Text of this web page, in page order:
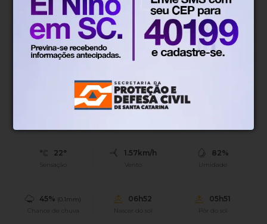
em São Paulo
Sindicato mantém estado de greve para acompanhar
acordo
Blumenau, SC
22°
Parcialmente nublado
22°
Sensação
1.57km/h
Vento
82%
Umidade
45% (0.1mm)
Chance de chuva
06h52
Nascer do sol
05h51
Pôr do sol